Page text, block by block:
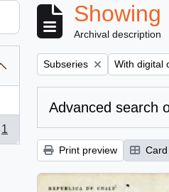
1
Showing
Archival description
Remove filter:
Subseries Remove
With digital
Advanced search
Print preview